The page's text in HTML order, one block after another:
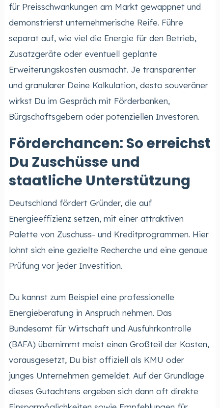
für Preisschwankungen am Markt gewappnet und
demonstrierst unternehmerische Reife. Führe
separat auf, wie viel die Energie für den Betrieb,
Zusatzgeräte oder eventuell geplante
Erweiterungskosten ausmacht. Je transparenter
und granularer Deine Kalkulation, desto souveräner
wirkst Du im Gespräch mit Förderbanken,
Bürgschaftsgebern oder potenziellen Investoren.
Förderchancen: So erreichst
Du Zuschüsse und
staatliche Unterstützung
Deutschland fördert Gründer, die auf
Energieeffizienz setzen, mit einer attraktiven
Palette von Zuschuss- und Kreditprogrammen. Hier
lohnt sich eine gezielte Recherche und eine genaue
Prüfung vor jeder Investition.
Du kannst zum Beispiel eine professionelle
Energieberatung in Anspruch nehmen. Das
Bundesamt für Wirtschaft und Ausfuhrkontrolle
(BAFA) übernimmt meist einen Großteil der Kosten,
vorausgesetzt, Du bist offiziell als KMU oder
junges Unternehmen gemeldet. Auf der Grundlage
dieses Gutachtens ergeben sich dann oft direkte